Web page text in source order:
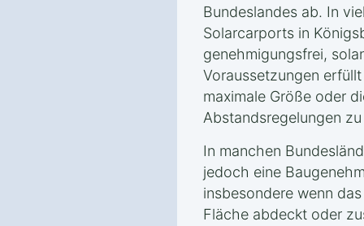
Bundeslandes ab. In
Solarcarports in
genehmigungsfrei,
Voraussetzungen
maximale Größe oder
Abstandsregelungen
In manchen
jedoch eine
insbesondere wenn
Fläche abdeckt oder